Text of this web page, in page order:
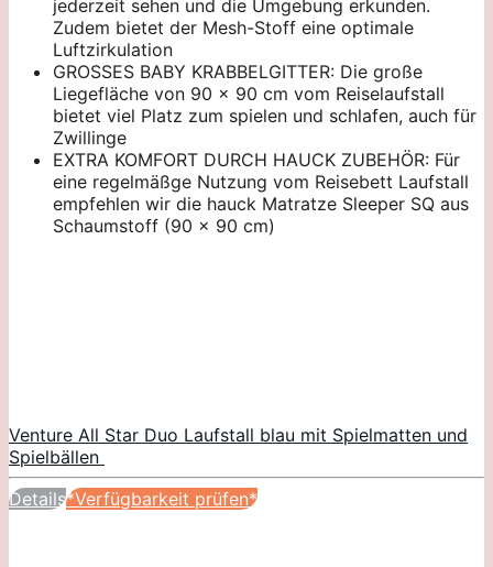
jederzeit sehen und die Umgebung erkunden.
Zudem bietet der Mesh-Stoff eine optimale
Luftzirkulation
GROSSES BABY KRABBELGITTER: Die große
Liegefläche von 90 x 90 cm vom Reiselaufstall
bietet viel Platz zum spielen und schlafen, auch für
Zwillinge
EXTRA KOMFORT DURCH HAUCK ZUBEHÖR: Für
eine regelmäßge Nutzung vom Reisebett Laufstall
empfehlen wir die hauck Matratze Sleeper SQ aus
Schaumstoff (90 x 90 cm)
Venture All Star Duo Laufstall blau mit Spielmatten und
Spielbällen
Details*Verfügbarkeit prüfen*